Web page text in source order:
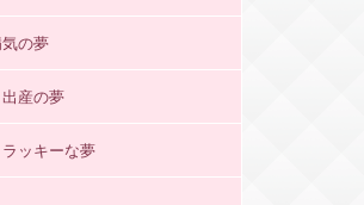
の夢
産の夢
ッキーな夢